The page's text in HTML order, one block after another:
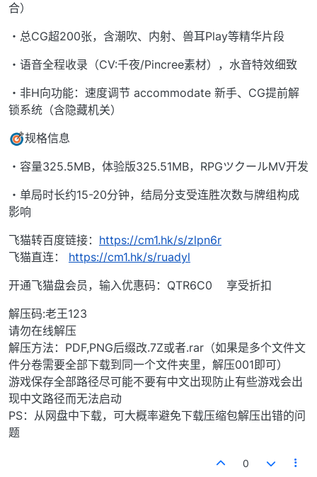
合）
・总CG超200张，含潮吹、内射、兽耳Play等精华片段
・语音全程收录（CV:千夜/Pincree素材），水音特效细致
・非H向功能：速度调节 accommodate 新手、CG提前解
锁系统（含隐藏机关）
规格信息
・容量325.5MB，体验版325.51MB，RPGツクールMV开发
・单局时长约15-20分钟，结局分支受连胜次数与牌组构成
影响
飞猫转百度链接： https://cm1.hk/s/zlpn6r
飞猫直连： https://cm1.hk/s/ruadyl
开通飞猫盘会员，输入优惠码：QTR6C0 享受折扣
解压码:老王123
请勿在线解压
解压方法：PDF,PNG后缀改.7Z或者.rar（如果是多个文件文
件分卷需要全部下载到同一个文件夹里，解压001即可）
游戏保存全部路径尽可能不要有中文出现防止有些游戏会出
现中文路径而无法启动
PS：从网盘中下载，可大概率避免下载压缩包解压出错的问
题
0